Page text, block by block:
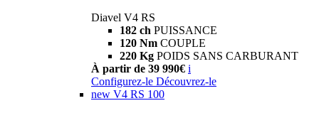
Diavel V4 RS
182 ch PUISSANCE
120 Nm COUPLE
220 Kg POIDS SANS CARBURANT
À partir de 39 990€ i
Configurez-le Découvrez-le
new V4 RS 100